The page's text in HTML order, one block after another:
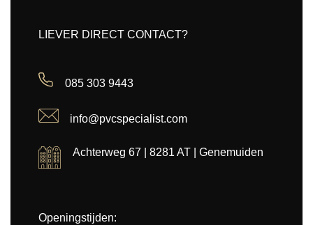
LIEVER DIRECT CONTACT?
085 303 9443
info@pvcspecialist.com
Achterweg 67 | 8281 AT | Genemuiden
Openingstijden: